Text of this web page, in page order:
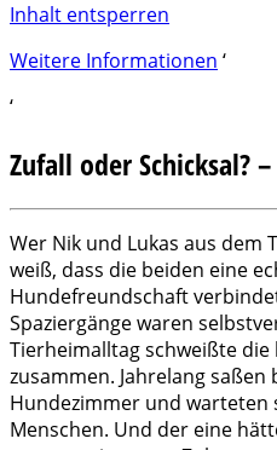
Inhalt entsperren
Weitere Informationen ‘
‘
Zufall oder Schicksal?
Wer Nik und Lukas aus dem
weiß, dass die beiden eine
Hundefreundschaft
Spaziergänge waren
Tierheimalltag schweißte
zusammen. Jahrelang saßen
Hundezimmer und warteten
Menschen. Und der eine